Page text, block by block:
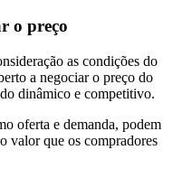
o preço
as condições do
a negociar o preço do
dinâmico e competitivo.
oferta e demanda, podem
valor que os compradores